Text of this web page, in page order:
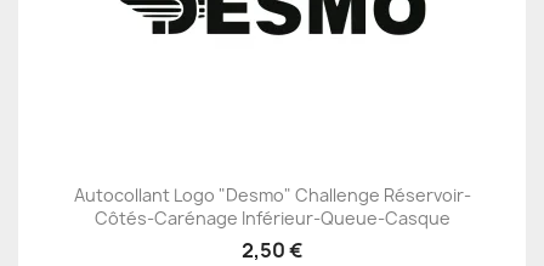
Autocollant Logo "Desmo" Challenge Réservoir-
Côtés-Carénage Inférieur-Queue-Casque
2,50 €